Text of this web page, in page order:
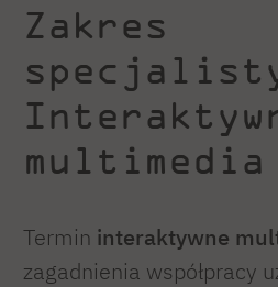
Zakres
multimedia
Termin interaktywne
zagadnienia współpracy